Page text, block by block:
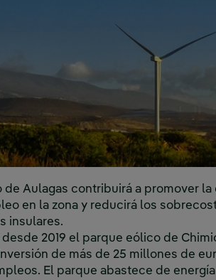
Aulagas contribuirá a promover
en la zona y reducirá los
insulares.
desde 2019 el parque eólico de
de más de 25 millones de
El parque abastece de